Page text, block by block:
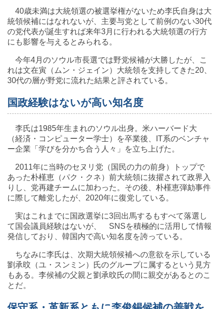
40歳未満は大統領選の被選挙権がないため李氏自身は大
統領候補にはなれないが、主要与党として前例のない30代
の党代表が誕生すれば来年3月に行われる大統領選の行方
にも影響を与えるとみられる。
今年4月のソウル市長選では野党候補が大勝したが、こ
れは文在寅（ムン・ジェイン）大統領を支持してきた20、
30代の層が野党に流れた結果と評されている。
国政経験はないが高い知名度
李氏は1985年生まれのソウル出身。米ハーバード大
（経済・コンピューター学士）を卒業後、IT系のベンチャ
ー企業「学びを分かち合う人々」を立ち上げた。
2011年に当時のセヌリ党（国民の力の前身）トップで
あった朴槿恵（パク・クネ）前大統領に抜擢されて政界入
りし、党再建チームに加わった。その後、朴槿恵弾劾事件
に際して離党したが、2020年に復党している。
実はこれまでに国政選挙に3回出馬するもすべて落選し
て国会議員経験はないが、 SNSを積極的に活用して情報
発信しており、韓国内で高い知名度を誇っている。
ちなみに李氏は、次期大統領候補への意欲を示している
劉承旼（ユ・スンミン）氏のグループに属するという見方
もある。李候補の父親と劉承旼氏の間に親交があるとのこ
とだ。